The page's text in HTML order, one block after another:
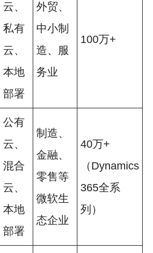
云、
私有
云、
本地
部署
外贸、
中小制
造、服
务业
100万+
公有
云、
混合
云、
本地
部署
制造、
金融、
零售等
微软生
态企业
40万+
（Dynamics
365全系
列）